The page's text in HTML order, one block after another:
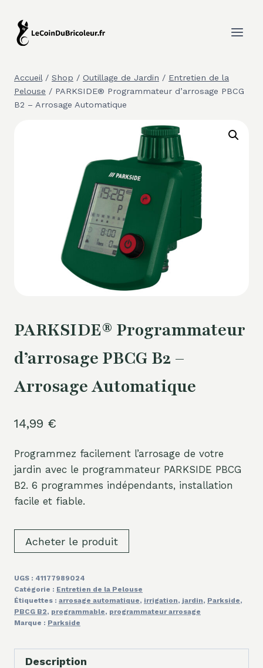
contenu
Accueil / Shop / Outillage de Jardin / Entretien de la
Pelouse / PARKSIDE® Programmateur d’arrosage PBCG
B2 – Arrosage Automatique
PARKSIDE® Programmateur
d’arrosage PBCG B2 –
Arrosage Automatique
14,99 €
Programmez facilement l’arrosage de votre
jardin avec le programmateur PARKSIDE PBCG
B2. 6 programmes indépendants, installation
facile et fiable.
Acheter le produit
UGS : 41177989024
Catégorie : Entretien de la Pelouse
Étiquettes : arrosage automatique, irrigation, jardin, Parkside,
PBCG B2, programmable, programmateur arrosage
Marque : Parkside
Description